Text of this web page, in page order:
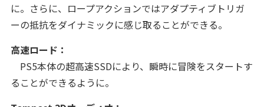
に。さらに、ロープアクションではアダプティブトリガ
ーの抵抗をダイナミックに感じ取ることができる。
高速ロード：
PS5本体の超高速SSDにより、瞬時に冒険をスタートす
ることができるように。